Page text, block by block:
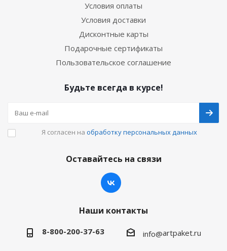
Условия оплаты
Условия доставки
Дисконтные карты
Подарочные сертификаты
Пользовательское соглашение
Будьте всегда в курсе!
Я согласен на обработку персональных данных
Оставайтесь на связи
Наши контакты
8-800-200-37-63 info@artpaket.ru